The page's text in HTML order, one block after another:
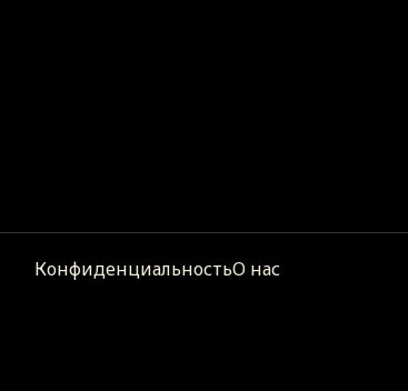
КонфиденциальностьО нас